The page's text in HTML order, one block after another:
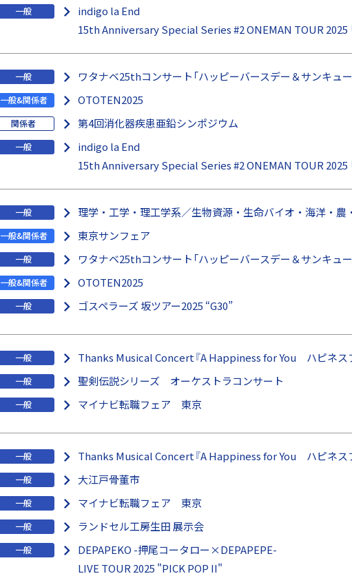
一般
indigo la End
15th Anniversary Special Series #2 ONEMAN TOUR 2025
一般 ワタナベ25thコンサート「ハッピーバースデー＆サンキュー
一般&関係者 OTOTEN2025
関係者 第4回消化器疾患亜鉛シンポジウム
一般
indigo la End
15th Anniversary Special Series #2 ONEMAN TOUR 2025
一般 理学・工学・理工学系／生物資源・生命バイオ・海洋・
一般&関係者 東京サンフェア
一般 ワタナベ25thコンサート「ハッピーバースデー＆サンキュー
一般&関係者 OTOTEN2025
一般 ゴスペラーズ 坂ツアー2025 “G30”
一般 Thanks Musical Concert『A Happiness for You ハピネス
一般 聖剣伝説シリーズ オーケストラコンサート
一般 マイナビ転職フェア 東京
一般 Thanks Musical Concert『A Happiness for You ハピネス
一般 大江戸骨董市
一般 マイナビ転職フェア 東京
一般 ランドセル工房生田 展示会
一般
DEPAPEKO -押尾コータロー×DEPAPEPE-
LIVE TOUR 2025 "PICK POP II"